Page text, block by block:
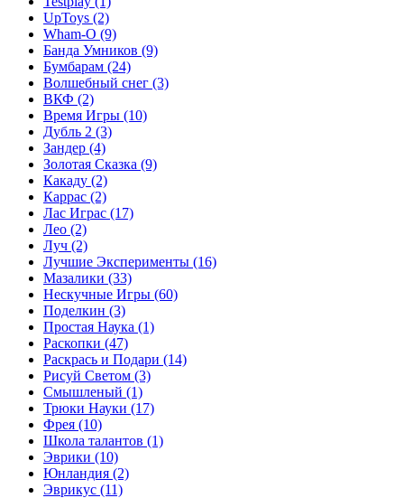
UpToys (2)
Wham-O (9)
Банда Умников (9)
Бумбарам (24)
Волшебный снег (3)
ВКФ (2)
Время Игры (10)
Дубль 2 (3)
Зандер (4)
Золотая Сказка (9)
Какаду (2)
Каррас (2)
Лас Играс (17)
Лео (2)
Луч (2)
Лучшие Эксперименты (16)
Мазалики (33)
Нескучные Игры (60)
Поделкин (3)
Простая Наука (1)
Раскопки (47)
Раскрась и Подари (14)
Рисуй Светом (3)
Смышленый (1)
Трюки Науки (17)
Фрея (10)
Школа талантов (1)
Эврики (10)
Юнландия (2)
Эврикус (11)